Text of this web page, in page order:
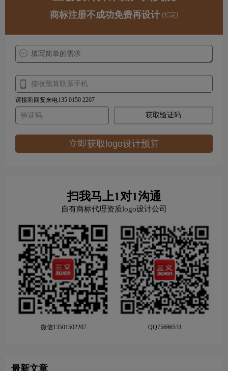
商标注册不成功免费再设计 (指定)
请接听回复来电135 0150 2207
获取验证码
立即获取logo设计预算
扫我马上1对1沟通
自有商标代理资质logo设计公司
微信13501502207 QQ75696531
最新文章